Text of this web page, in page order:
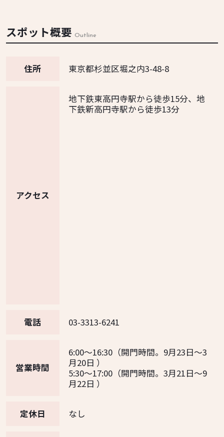
スポット概要 Outline
住所 東京都杉並区堀之内3-48-8
アクセス
地下鉄東高円寺駅から徒歩15分、地
下鉄新高円寺駅から徒歩13分
電話 03-3313-6241
営業時間
6:00～16:30（開門時間。9月23日～3
月20日 ）
5:30～17:00（開門時間。3月21日～9
月22日 ）
定休日 なし